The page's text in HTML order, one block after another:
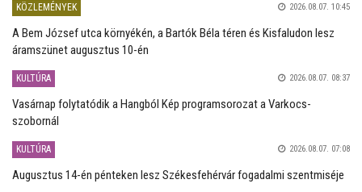
KÖZLEMÉNYEK 2026.08.07. 10:45
A Bem József utca környékén, a Bartók Béla téren és Kisfaludon lesz
áramszünet augusztus 10-én
KULTÚRA 2026.08.07. 08:37
Vasárnap folytatódik a Hangból Kép programsorozat a Varkocs-
szobornál
KULTÚRA 2026.08.07. 07:08
Augusztus 14-én pénteken lesz Székesfehérvár fogadalmi szentmiséje